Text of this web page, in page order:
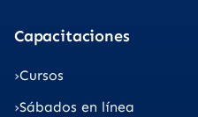
Capacitaciones
Cursos
Sábados en línea